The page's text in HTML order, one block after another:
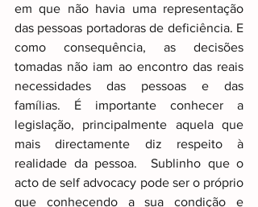
em que não havia uma representação
das pessoas portadoras de deficiência. E
como consequência, as decisões
tomadas não iam ao encontro das reais
necessidades das pessoas e das
famílias. É importante conhecer a
legislação, principalmente aquela que
mais directamente diz respeito à
realidade da pessoa.  Sublinho que o
acto de self advocacy pode ser o próprio
que conhecendo a sua condição e